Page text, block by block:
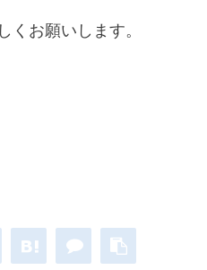
くお願いします。